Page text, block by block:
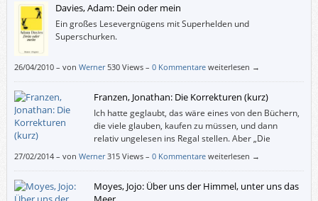
Davies, Adam: Dein oder mein
Ein großes Lesevergnügens mit Superhelden und
Superschurken.
26/04/2010– von Werner 530 Views – 0 Kommentare weiterlesen →
Franzen, Jonathan: Die Korrekturen (kurz)
Ich hatte geglaubt, das wäre eines von den Büchern,
die viele glauben, kaufen zu müssen, und dann
relativ ungelesen ins Regal stellen. Aber „Die
Korrekturen“ sind vergnügliche Kunst, anspruchsvoll
27/02/2014– von Werner 315 Views – 0 Kommentare weiterlesen →
Moyes, Jojo: Über uns der Himmel, unter uns das